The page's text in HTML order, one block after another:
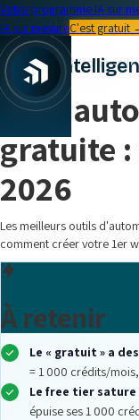
Votre programme IA sur
IA sur mesureC'est gratuit
← Blog
Formation IA• 17 min read
IA et
gratuite
2026
Les meilleurs outils
comment créer votre 1er
À retenir
Le « gratuit » a
= 1 000 crédits/
Le free tier sature
épuise ses 1 000